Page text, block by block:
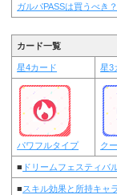
ガルパPASSは買うべき？
カード一覧
星4カード 星3
パワフルタイプ ク
■ ドリームフェスティバ
■スキル効果と所持キャ